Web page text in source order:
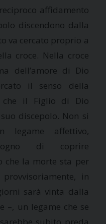
affidamento
discendono dalla
va cercato proprio a
croce. Nella croce
dell’amore di Dio
il senso della
che il Figlio di Dio
discepolo. Non si
legame affettivo,
di coprire
che la morte sta per
in
sarà vinta dalla
–, un legame che se